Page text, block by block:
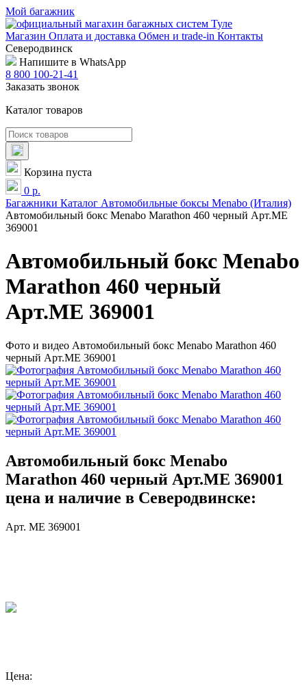
Мой багажник
Магазин Оплата и доставка Обмен и trade-in Контакты
Северодвинск
Напишите в WhatsApp
8 800 100-21-41
Заказать звонок
Каталог товаров
Корзина пуста
0 р.
Багажники Каталог Автомобильные боксы Menabo (Италия)
Автомобильный бокс Menabo Marathon 460 черный Арт.ME
369001
Автомобильный бокс Menabo
Marathon 460 черный
Арт.ME 369001
Фото и видео Автомобильный бокс Menabo Marathon 460
черный Арт.ME 369001
Автомобильный бокс Menabo
Marathon 460 черный Арт.ME 369001
цена и наличие в Северодвинске:
Арт. ME 369001
Цена: